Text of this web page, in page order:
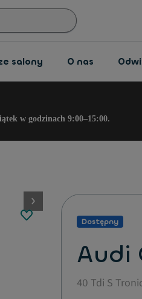
salony O nas
w godzinach 9:00–15:00.
button.next
Dostępny
Audi
40 Tdi S